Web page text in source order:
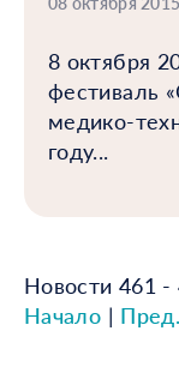
8 октября
фестиваль
медико-
году...
Новости 461 -
Начало | Пред.